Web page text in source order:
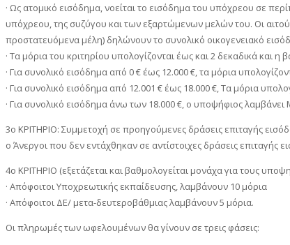
· Ως ατομικό εισόδημα, νοείται το εισόδημα του υπόχρεου σε
υπόχρεου, της συζύγου και των εξαρτώμενων μελών του. Οι
προστατευόμενα μέλη) δηλώνουν το συνολικό οικογενειακό
· Τα μόρια του κριτηρίου υπολογίζονται έως και 2 δεκαδικά και
· Για συνολικό εισόδημα από 0 € έως 12.000 €, τα μόρια
· Για συνολικό εισόδημα από 12.001 € έως 18.000 €, Τα μόρια
· Για συνολικό εισόδημα άνω των 18.000 €, ο υποψήφιος
3ο ΚΡΙΤΗΡΙΟ: Συμμετοχή σε προηγούμενες δράσεις επιταγής
o Άνεργοι που δεν εντάχθηκαν σε αντίστοιχες δράσεις επιταγής
4ο ΚΡΙΤΗΡΙΟ (εξετάζεται και βαθμολογείται μονάχα για τους
· Απόφοιτοι Υποχρεωτικής εκπαίδευσης, λαμβάνουν 10 μόρια
· Απόφοιτοι ΔΕ/ μετα-δευτεροβάθμιας λαμβάνουν 5 μόρια.
Οι πληρωμές των ωφελουμένων θα γίνουν σε τρεις φάσεις: